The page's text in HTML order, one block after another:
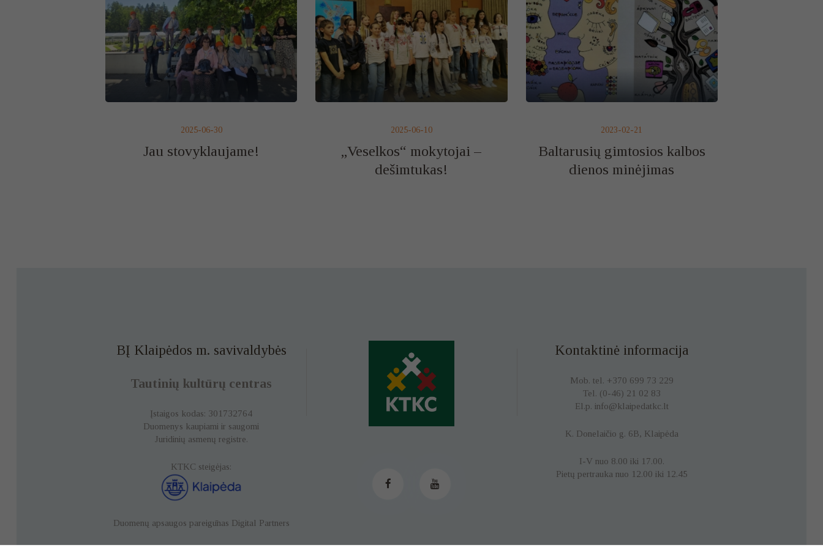
2025-06-30
Jau stovyklaujame!
2025-06-10
„Veselkos“ mokytojai –
dešimtukas!
2023-02-21
Baltarusių gimtosios kalbos
dienos minėjimas
BĮ Klaipėdos m. savivaldybės
Tautinių kultūrų centras
Įstaigos kodas: 301732764
Duomenys kaupiami ir saugomi
Juridinių asmenų registre.
KTKC steigėjas:
Duomenų apsaugos pareigūnas Digital Partners
Kontaktinė informacija
Mob. tel. +370 699 73 229
Tel. (0-46) 21 02 83
El.p. info@klaipedatkc.lt
K. Donelaičio g. 6B, Klaipėda
I-V nuo 8.00 iki 17.00.
Pietų pertrauka nuo 12.00 iki 12.45